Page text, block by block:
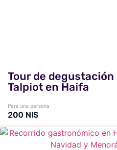
Tour de
Talpiot en Haifa
Para una persona
200 NIS